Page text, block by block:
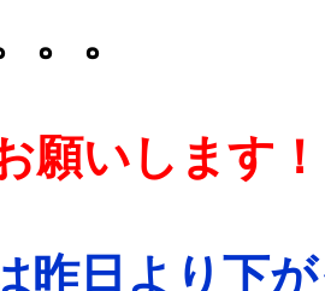
。。
願いします
昨日より下